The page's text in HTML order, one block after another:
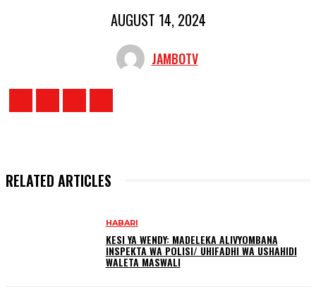
AUGUST 14, 2024
JAMBOTV
RELATED ARTICLES
HABARI
KESI YA WENDY: MADELEKA ALIVYOMBANA
INSPEKTA WA POLISI/ UHIFADHI WA USHAHIDI
WALETA MASWALI